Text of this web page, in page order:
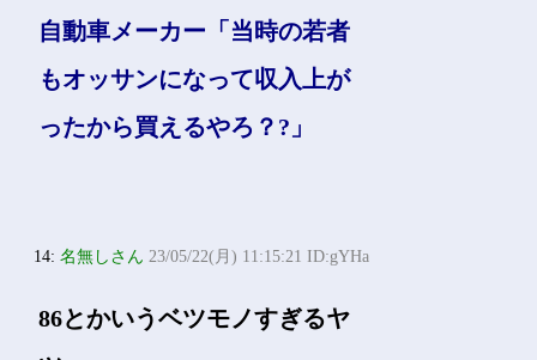
自動車メーカー「当時の若者
もオッサンになって収入上が
ったから買えるやろ？?」
14:名無しさん 23/05/22(月) 11:15:21 ID:gYHa
86とかいうベツモノすぎるヤ